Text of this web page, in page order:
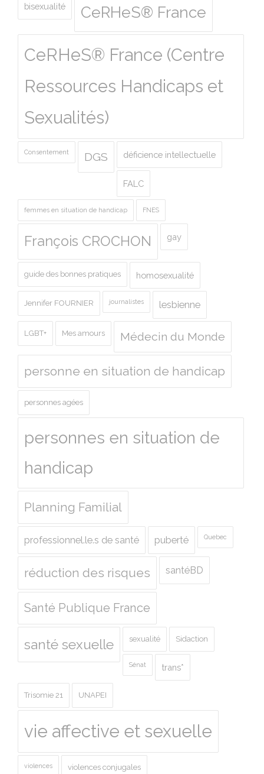
bisexualité CeRHeS® France
CeRHeS® France (Centre
Ressources Handicaps et
Sexualités)
Consentement DGS déficience intellectuelle
FALC
femmes en situation de handicap FNES
François CROCHON gay
guide des bonnes pratiques homosexualité
Jennifer FOURNIER journalistes lesbienne
LGBT+ Mes amours Médecin du Monde
personne en situation de handicap
personnes agées
personnes en situation de
handicap
Planning Familial
professionnel.le.s de santé puberté Quebec
réduction des risques santéBD
Santé Publique France
santé sexuelle sexualité Sidaction
Sénat trans*
Trisomie 21 UNAPEI
vie affective et sexuelle
violences violences conjugales